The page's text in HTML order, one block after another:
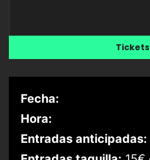
Tickets
Fecha:
Hora:
Entradas anticipadas: